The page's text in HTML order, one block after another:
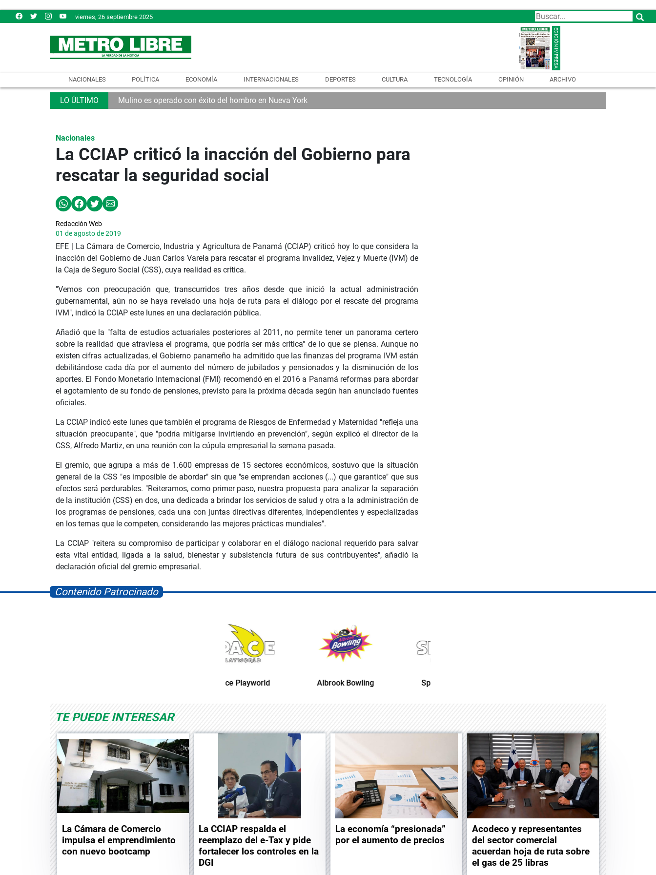
viernes, 26 septiembre 2025
NACIONALES POLÍTICA ECONOMÍA INTERNACIONALES DEPORTES CULTURA TECNOLOGÍA OPINIÓN ARCHIVO
Mulino es operado con éxito del hombro en Nueva York
Nacionales
La CCIAP criticó la inacción del Gobierno para
rescatar la seguridad social
Redacción Web
01 de agosto de 2019
EFE | La Cámara de Comercio, Industria y Agricultura de Panamá (CCIAP) criticó hoy lo que considera la
inacción del Gobierno de Juan Carlos Varela para rescatar el programa Invalidez, Vejez y Muerte (IVM) de
la Caja de Seguro Social (CSS), cuya realidad es crítica.
"Vemos con preocupación que, transcurridos tres años desde que inició la actual administración
gubernamental, aún no se haya revelado una hoja de ruta para el diálogo por el rescate del programa
IVM", indicó la CCIAP este lunes en una declaración pública.
Añadió que la "falta de estudios actuariales posteriores al 2011, no permite tener un panorama certero
sobre la realidad que atraviesa el programa, que podría ser más crítica" de lo que se piensa. Aunque no
existen cifras actualizadas, el Gobierno panameño ha admitido que las finanzas del programa IVM están
debilitándose cada día por el aumento del número de jubilados y pensionados y la disminución de los
aportes. El Fondo Monetario Internacional (FMI) recomendó en el 2016 a Panamá reformas para abordar
el agotamiento de su fondo de pensiones, previsto para la próxima década según han anunciado fuentes
oficiales.
La CCIAP indicó este lunes que también el programa de Riesgos de Enfermedad y Maternidad "refleja una
situación preocupante", que "podría mitigarse invirtiendo en prevención", según explicó el director de la
CSS, Alfredo Martiz, en una reunión con la cúpula empresarial la semana pasada.
El gremio, que agrupa a más de 1.600 empresas de 15 sectores económicos, sostuvo que la situación
general de la CSS "es imposible de abordar" sin que "se emprendan acciones (...) que garantice" que sus
efectos será perdurables. "Reiteramos, como primer paso, nuestra propuesta para analizar la separación
de la institución (CSS) en dos, una dedicada a brindar los servicios de salud y otra a la administración de
los programas de pensiones, cada una con juntas directivas diferentes, independientes y especializadas
en los temas que le competen, considerando las mejores prácticas mundiales".
La CCIAP "reitera su compromiso de participar y colaborar en el diálogo nacional requerido para salvar
esta vital entidad, ligada a la salud, bienestar y subsistencia futura de sus contribuyentes", añadió la
declaración oficial del gremio empresarial.
Contenido Patrocinado
Albrook Bowling Space Playworld
TE PUEDE INTERESAR
La Cámara de Comercio
impulsa el emprendimiento
con nuevo bootcamp
La CCIAP respalda el
reemplazo del e-Tax y pide
fortalecer los controles en la
DGI
La economía “presionada”
por el aumento de precios
Acodeco y representantes
del sector comercial
acuerdan hoja de ruta sobre
el gas de 25 libras